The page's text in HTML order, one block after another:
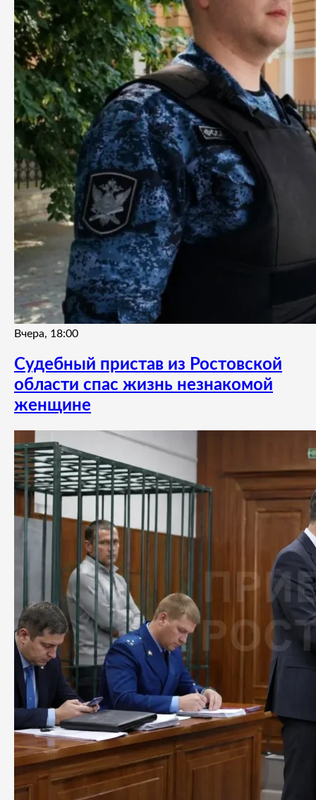
Вчера, 18:00
Судебный пристав из Ростовской
области спас жизнь незнакомой
женщине